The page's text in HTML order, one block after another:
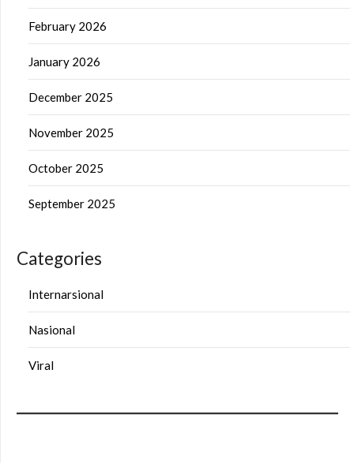
February 2026
January 2026
December 2025
November 2025
October 2025
September 2025
Categories
Internarsional
Nasional
Viral